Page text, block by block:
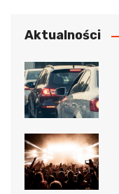
Aktualności